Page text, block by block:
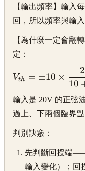
(+10) - (-10)
= 20\
【輸出頻率】輸入
回，所以頻率與輸
【為什麼一定會翻
定：
\displaystyle
V_{th} =
\pm 10
\times
\frac{2}{10
+ 2}
\approx
\pm 1.67\
\text{V}
Vth = ±10 ×
10
2
輸入是 20V 的正弦
過上、下兩個臨界
判別訣竅：
先判斷回授端
輸入變化）；回